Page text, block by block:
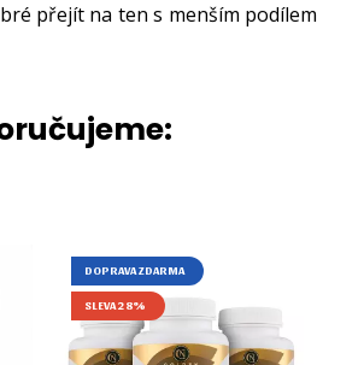
přejít na ten s menším podílem
DOPRAVA ZDARMA
SLEVA 28%